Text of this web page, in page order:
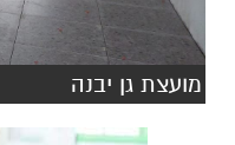
מועצת גן יבנה